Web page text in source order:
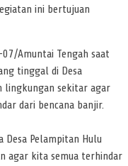
ini bertujuan
Amuntai Tengah saat
tinggal di Desa
lingkungan sekitar agar
dari bencana banjir.
Desa Pelampitan Hulu
agar kita semua terhindar